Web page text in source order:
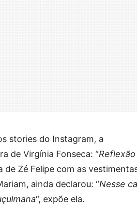
stories do Instagram, a
de Virgínia Fonseca: “Reflexão
de Zé Felipe com as
ainda declarou: “Nesse
“, expõe ela.